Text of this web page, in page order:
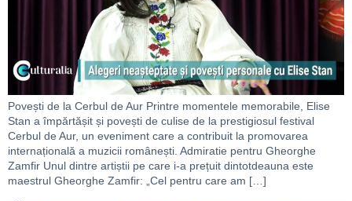
Povești de la Cerbul de Aur Printre momentele memorabile, Elise
Stan a împărtășit și povești de culise de la prestigiosul festival
Cerbul de Aur, un eveniment care a contribuit la promovarea
internațională a muzicii românești. Admiratie pentru Gheorghe
Zamfir Unul dintre artiștii pe care i-a prețuit dintotdeauna este
maestrul Gheorghe Zamfir: „Cel pentru care am […]